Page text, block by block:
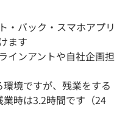
・バック・スマホアプリ
ます
インアントや自社企画担
境ですが、残業をする
時は3.2時間です（24